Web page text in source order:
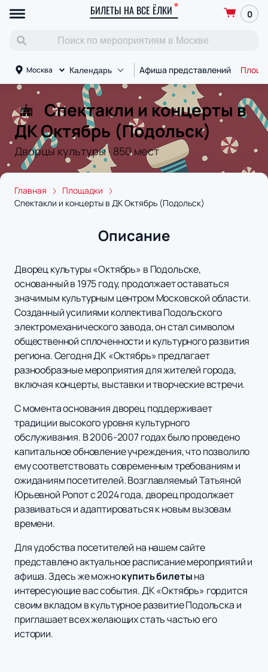
БИЛЕТЫ НА ВСЕ ЁЛКИ 0
Москва Календарь Афиша представлений
Спектакли и концерты в
ДК Октябрь (Подольск)
Дворцы культуры· 850 мест
Главная
Площадки
Спектакли и концерты в ДК Октябрь (Подольск)
Описание
Дворец культуры «Октябрь» в Подольске,
основанный в 1975 году, продолжает оставаться
значимым культурным центром Московской области.
Созданный усилиями коллектива Подольского
электромеханического завода, он стал символом
общественной сплоченности и культурного развития
региона. Сегодня ДК «Октябрь» предлагает
разнообразные мероприятия для жителей города,
включая концерты, выставки и творческие встречи.
С момента основания дворец поддерживает
традиции высокого уровня культурного
обслуживания. В 2006-2007 годах было проведено
капитальное обновление учреждения, что позволило
ему соответствовать современным требованиям и
ожиданиям посетителей. Возглавляемый Татьяной
Юрьевной Ропот с 2024 года, дворец продолжает
развиваться и адаптироваться к новым вызовам
времени.
Для удобства посетителей на нашем сайте
представлено актуальное расписание мероприятий и
афиша. Здесь же можнокупить билетына
интересующие вас события. ДК «Октябрь» гордится
своим вкладом в культурное развитие Подольска и
приглашает всех желающих стать частью его
истории.